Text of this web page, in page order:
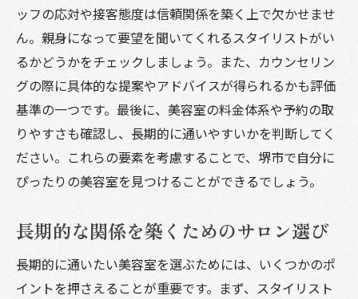
ッフの応対や接客態度は信頼関係を築く上で欠かせませ
ん。親身になって要望を聞いてくれるスタイリストがい
るかどうかをチェックしましょう。また、カウンセリン
グの際に具体的な提案やアドバイスが得られるかも評価
基準の一つです。最後に、美容室の料金体系や予約の取
りやすさも確認し、長期的に通いやすいかを判断してく
ださい。これらの要素を考慮することで、堺市で自分に
ぴったりの美容室を見つけることができるでしょう。
長期的な関係を築くためのサロン選び
長期的に通いたい美容室を選ぶためには、いくつかのポ
イントを押さえることが重要です。まず、スタイリスト